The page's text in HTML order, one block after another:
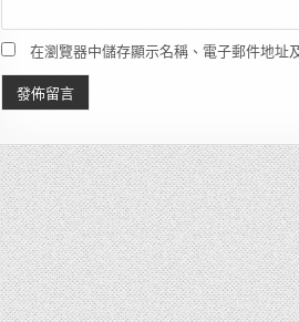
在瀏覽器中儲存顯示名稱、電子郵件地址